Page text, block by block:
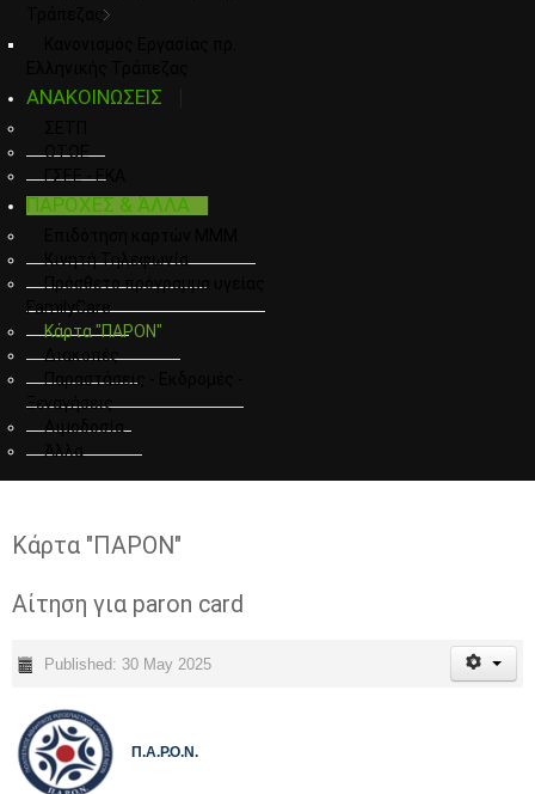
Τράπεζας
ΑΝΑΚΟΙΝΩΣΕΙΣ
ΟΤΟΕ
ΓΣΕΕ - ΕΚΑ
ΠΑΡΟΧΕΣ & ΆΛΛΑ
Κινητή Τηλεφωνία
Πρόσθετο πρόγραμμα υγείας
FamilyCare
Κάρτα "ΠΑΡΟΝ"
Διακοπές
Παραστάσεις - Εκδρομές -
Ξεναγήσεις
Αιμοδοσία
Άλλα
Κάρτα "ΠΑΡΟΝ"
Αίτηση για paron card
Published: 30 May 2025
Π.Α.Ρ.Ο.Ν.